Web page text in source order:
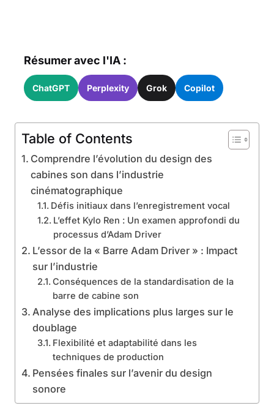
Résumer avec l'IA :
ChatGPT Perplexity Grok Copilot
Table of Contents
Comprendre l’évolution du design des
cabines son dans l’industrie
cinématographique
Défis initiaux dans l’enregistrement vocal
L’effet Kylo Ren : Un examen approfondi du
processus d’Adam Driver
L’essor de la « Barre Adam Driver » : Impact
sur l’industrie
Conséquences de la standardisation de la
barre de cabine son
Analyse des implications plus larges sur le
doublage
Flexibilité et adaptabilité dans les
techniques de production
Pensées finales sur l’avenir du design
sonore